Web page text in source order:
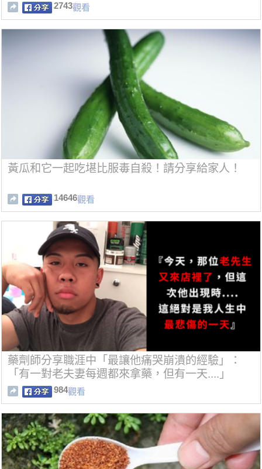
2743觀看
黃瓜和它一起吃堪比服毒自殺！請分享給家人！
14646觀看
藥劑師分享職涯中「最讓他痛哭崩潰的經驗」：
「有一對老夫妻每週都來拿藥，但有一天....」
984觀看